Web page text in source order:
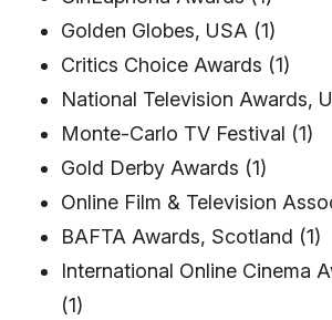
Golden Globes, USA (1)
Critics Choice Awards (1)
National Television Awards,
Monte-Carlo TV Festival (1)
Gold Derby Awards (1)
Online Film & Television
BAFTA Awards, Scotland (1)
International Online Cinema
(1)